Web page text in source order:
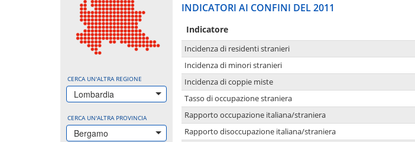
CERCA UN'ALTRA REGIONE
Lombardia
CERCA UN'ALTRA PROVINCIA
Bergamo
INDICATORI AI CONFINI DEL 2011
Indicatore
Incidenza di residenti stranieri
Incidenza di minori stranieri
Incidenza di coppie miste
Tasso di occupazione straniera
Rapporto occupazione italiana/straniera
Rapporto disoccupazione italiana/straniera